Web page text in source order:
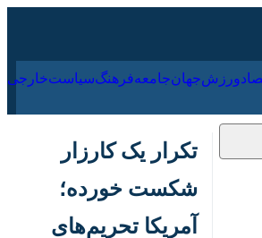
اقتصاد ورزش جهان جامعه فرهنگ
تکرار یک کارزار شکست
خورده؛ آمریکا
تحریم‌های جدید علیه